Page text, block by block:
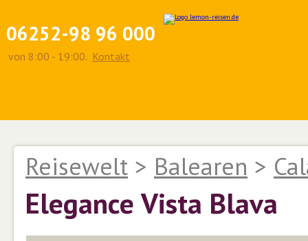
06252-98 96 000
von 8:00 - 19:00. Kontakt
Reisewelt > Balearen >
Elegance Vista Blava